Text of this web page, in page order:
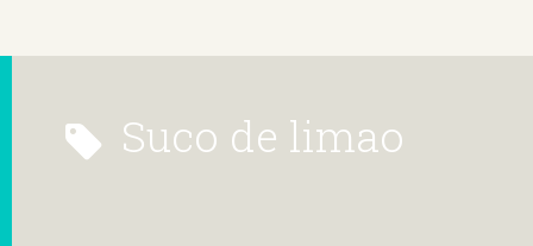
suco de limao